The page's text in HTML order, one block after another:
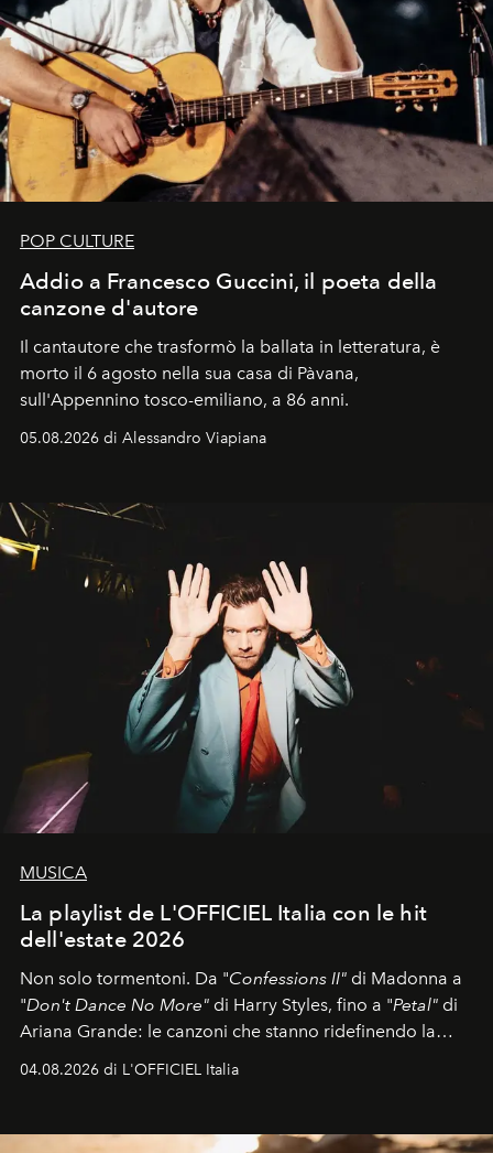
POP CULTURE
Addio a Francesco Guccini, il poeta della
canzone d'autore
Il cantautore che trasformò la ballata in letteratura, è
morto il 6 agosto nella sua casa di Pàvana,
sull'Appennino tosco-emiliano, a 86 anni.
05.08.2026 di Alessandro Viapiana
MUSICA
La playlist de L'OFFICIEL Italia con le hit
dell'estate 2026
Non solo tormentoni. Da "Confessions II" di Madonna a
"Don't Dance No More" di Harry Styles, fino a "Petal" di
Ariana Grande: le canzoni che stanno ridefinendo la
colonna sonora della stagione.
04.08.2026 di L'OFFICIEL Italia